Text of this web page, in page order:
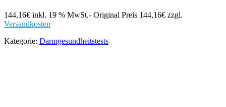
144,16€ inkl. 19 % MwSt.- Original Preis 144,16€ zzgl.
Versandkosten
Kategorie: Darmgesundheitstests